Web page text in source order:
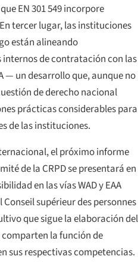
EN 301 549 incorpore
tercer lugar, las instituciones
están alineando
de contratación con las
— un desarrollo que, aunque no
de derecho nacional
prácticas considerables para
de las instituciones.
el próximo informe
de la CRPD se presentará en
en las vías WAD y EAA
supérieur des personnes
que sigue la elaboración del
comparten la función de
sus respectivas competencias.